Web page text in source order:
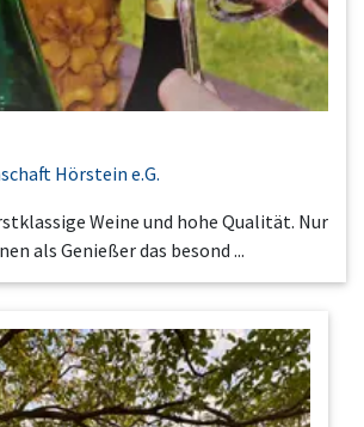
Hörstein e.G.
Weine und hohe Qualität. Nur
als Genießer das besond ...